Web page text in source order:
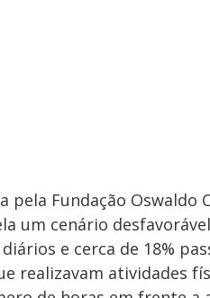
pela Fundação Oswaldo
um cenário
e cerca de 18%
realizavam atividades